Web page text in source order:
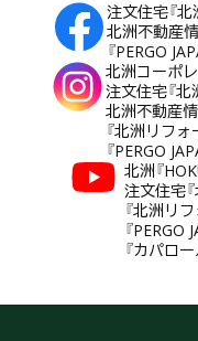
注文住宅『
北洲不動産
『PERGO
北洲コーポ
注文住宅『
北洲不動産
『北洲リフ
『PERGO
北洲『
注文住宅
『北洲リ
『PERGO
『カパロ